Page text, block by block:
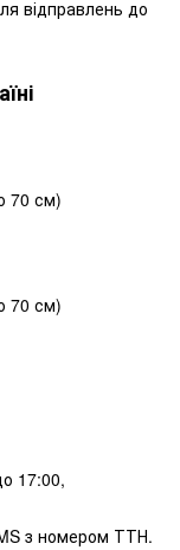
відправлень до
70 см)
70 см)
17:00,
з номером ТТН.